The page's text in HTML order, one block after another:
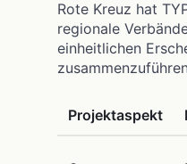
Rote Kreuz hat
regionale
einheitlichen
Projektaspekt